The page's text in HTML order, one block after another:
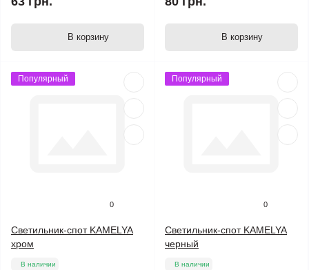
В корзину В корзину
Популярный
0
Светильник-спот KAMELYA
хром
В наличии
Популярный
0
Светильник-спот KAMELYA
черный
В наличии